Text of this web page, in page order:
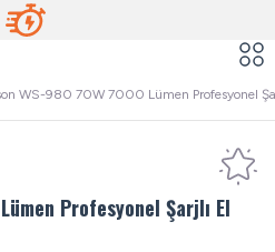
WS-980 70W 7000 Lümen Profesyonel
Profesyonel Şarjlı El